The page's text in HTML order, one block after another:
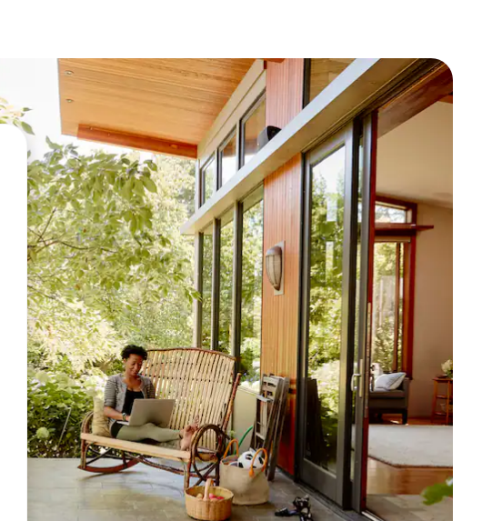
teclas de flecha hacia arriba y hacia abajo o explora con el tacto o desliza el dedo.